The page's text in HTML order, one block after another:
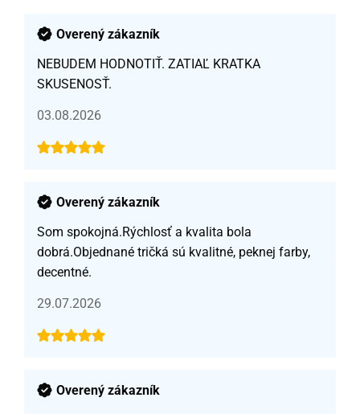
Overený zákazník
NEBUDEM HODNOTIŤ. ZATIAĽ KRATKA
SKUSENOSŤ.
03.08.2026
Overený zákazník
Som spokojná.Rýchlosť a kvalita bola
dobrá.Objednané tričká sú kvalitné, peknej farby,
decentné.
29.07.2026
Overený zákazník